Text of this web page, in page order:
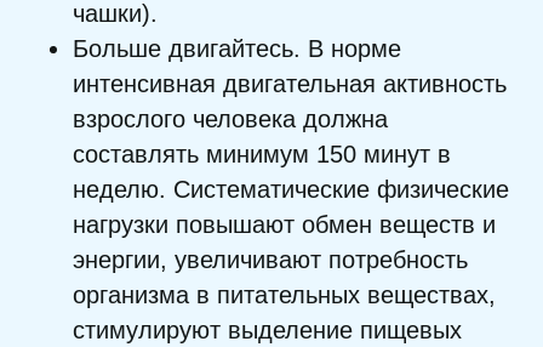
чашки).
Больше двигайтесь. В норме
интенсивная двигательная активность
взрослого человека должна
составлять минимум 150 минут в
неделю. Систематические физические
нагрузки повышают обмен веществ и
энергии, увеличивают потребность
организма в питательных веществах,
стимулируют выделение пищевых